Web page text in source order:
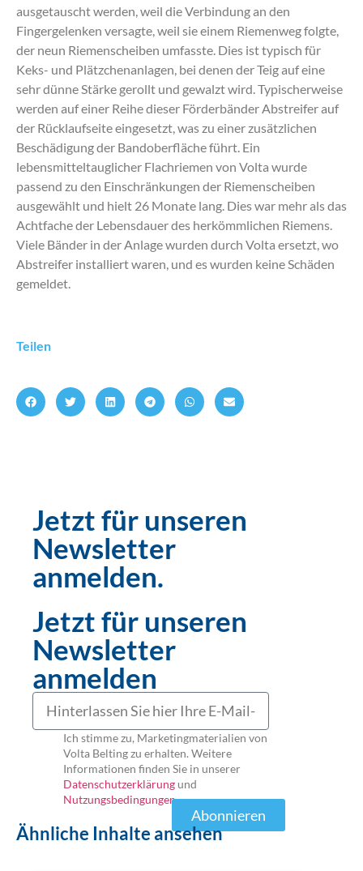
ausgetauscht werden, weil die Verbindung an den
Fingergelenken versagte, weil sie einem Riemenweg folgte,
der neun Riemenscheiben umfasste. Dies ist typisch für
Keks- und Plätzchenanlagen, bei denen der Teig auf eine
sehr dünne Stärke gerollt und gewalzt wird. Typischerweise
werden auf einer Reihe dieser Förderbänder Abstreifer auf
der Rücklaufseite eingesetzt, was zu einer zusätzlichen
Beschädigung der Bandoberfläche führt. Ein
lebensmitteltauglicher Flachriemen von Volta wurde
passend zu den Einschränkungen der Riemenscheiben
ausgewählt und hielt 26 Monate lang. Dies war mehr als das
Achtfache der Lebensdauer des herkömmlichen Riemens.
Viele Bänder in der Anlage wurden durch Volta ersetzt, wo
Abstreifer installiert waren, und es wurden keine Schäden
gemeldet.
Teilen
Jetzt für unseren
Newsletter
anmelden.
Jetzt für unseren
Newsletter
anmelden
Ich stimme zu, Marketingmaterialien von
Volta Belting zu erhalten. Weitere
Informationen finden Sie in unserer
Datenschutzerklärung und
Nutzungsbedingungen
Abonnieren
Ähnliche Inhalte ansehen